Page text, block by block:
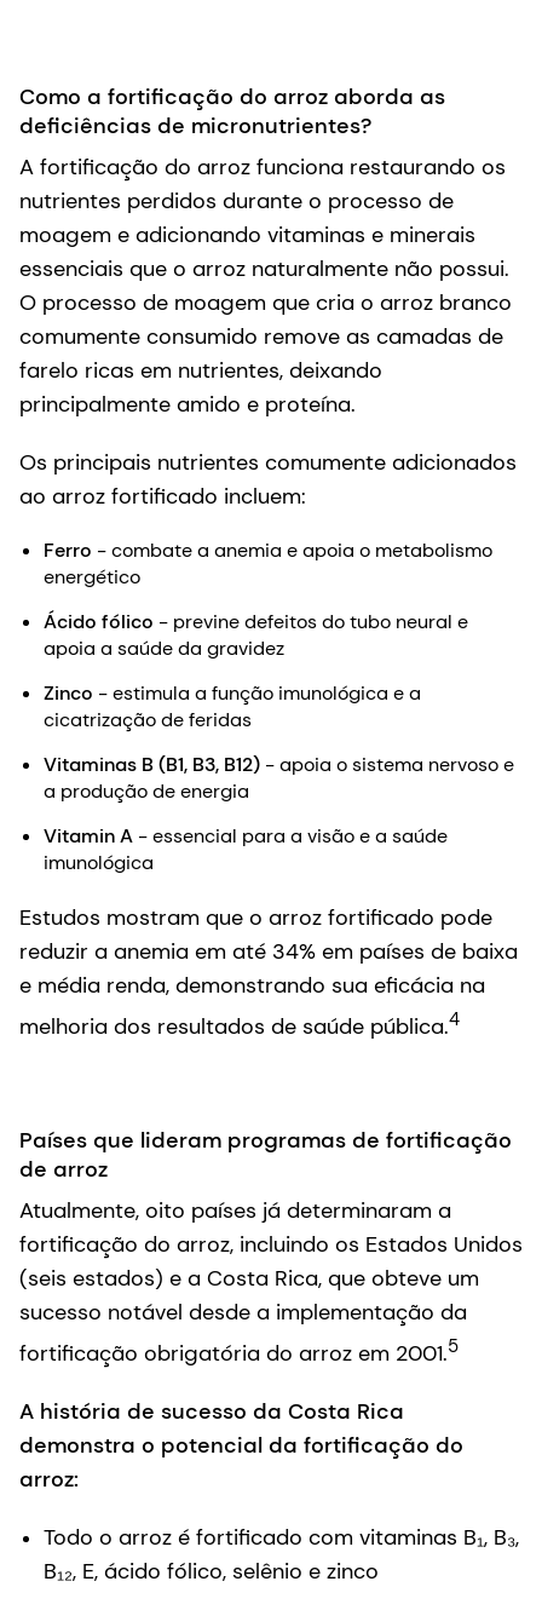
Como a fortificação do arroz aborda as
deficiências de micronutrientes?
A fortificação do arroz funciona restaurando os
nutrientes perdidos durante o processo de
moagem e adicionando vitaminas e minerais
essenciais que o arroz naturalmente não possui.
O processo de moagem que cria o arroz branco
comumente consumido remove as camadas de
farelo ricas em nutrientes, deixando
principalmente amido e proteína.
Os principais nutrientes comumente adicionados
ao arroz fortificado incluem:
Ferro - combate a anemia e apoia o metabolismo
energético
Ácido fólico - previne defeitos do tubo neural e
apoia a saúde da gravidez
Zinco - estimula a função imunológica e a
cicatrização de feridas
Vitaminas B (B1, B3, B12) - apoia o sistema nervoso e
a produção de energia
Vitamin A - essencial para a visão e a saúde
imunológica
Estudos mostram que o arroz fortificado pode
reduzir a anemia em até 34% em países de baixa
e média renda, demonstrando sua eficácia na
melhoria dos resultados de saúde pública.4
Países que lideram programas de fortificação
de arroz
Atualmente, oito países já determinaram a
fortificação do arroz, incluindo os Estados Unidos
(seis estados) e a Costa Rica, que obteve um
sucesso notável desde a implementação da
fortificação obrigatória do arroz em 2001.5
A história de sucesso da Costa Rica
demonstra o potencial da fortificação do
arroz:
Todo o arroz é fortificado com vitaminas B₁, B₃,
B₁₂, E, ácido fólico, selênio e zinco